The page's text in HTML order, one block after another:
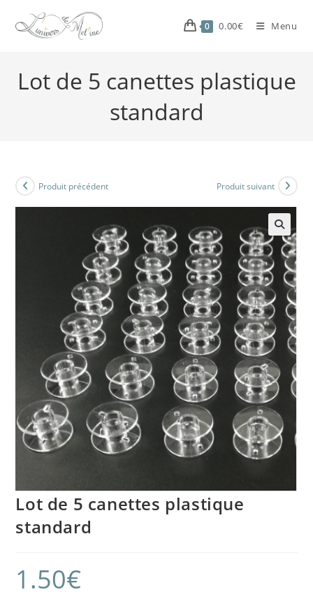
0 0.00€ Menu
Lot de 5 canettes plastique
standard
Produit précédent Produit suivant
Lot de 5 canettes plastique
standard
1.50€